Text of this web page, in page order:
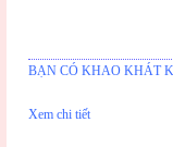
BẠN CÓ KHAO KHÁT
Xem chi tiết